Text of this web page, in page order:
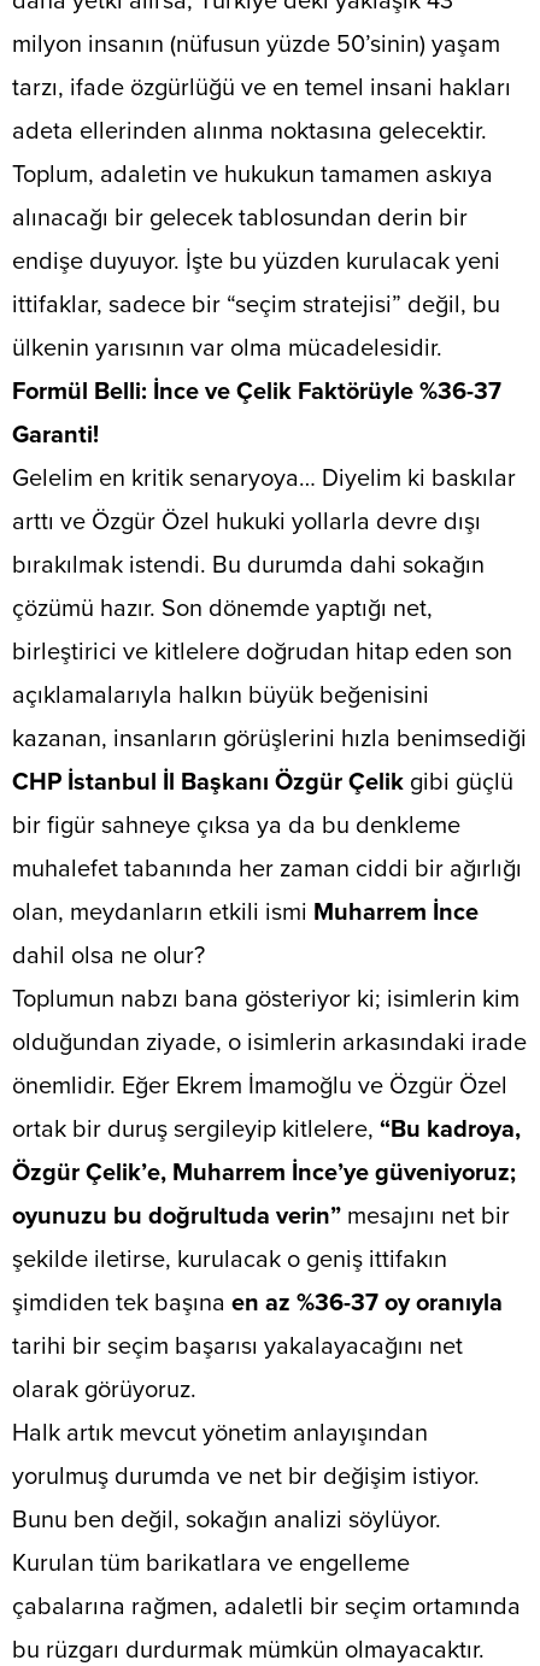
milyon insanın (nüfusun yüzde 50’sinin) yaşam
tarzı, ifade özgürlüğü ve en temel insani hakları
adeta ellerinden alınma noktasına gelecektir.
Toplum, adaletin ve hukukun tamamen askıya
alınacağı bir gelecek tablosundan derin bir
endişe duyuyor. İşte bu yüzden kurulacak yeni
ittifaklar, sadece bir “seçim stratejisi” değil, bu
ülkenin yarısının var olma mücadelesidir.
​Formül Belli: İnce ve Çelik Faktörüyle %36-37
Garanti!
​Gelelim en kritik senaryoya… Diyelim ki baskılar
arttı ve Özgür Özel hukuki yollarla devre dışı
bırakılmak istendi. Bu durumda dahi sokağın
çözümü hazır. Son dönemde yaptığı net,
birleştirici ve kitlelere doğrudan hitap eden son
açıklamalarıyla halkın büyük beğenisini
kazanan, insanların görüşlerini hızla benimsediği
CHP İstanbul İl Başkanı Özgür Çelik gibi güçlü
bir figür sahneye çıksa ya da bu denkleme
muhalefet tabanında her zaman ciddi bir ağırlığı
olan, meydanların etkili ismi Muharrem İnce
dahil olsa ne olur?
​Toplumun nabzı bana gösteriyor ki; isimlerin kim
olduğundan ziyade, o isimlerin arkasındaki irade
önemlidir. Eğer Ekrem İmamoğlu ve Özgür Özel
ortak bir duruş sergileyip kitlelere, “Bu kadroya,
Özgür Çelik’e, Muharrem İnce’ye güveniyoruz;
oyunuzu bu doğrultuda verin” mesajını net bir
şekilde iletirse, kurulacak o geniş ittifakın
şimdiden tek başına en az %36-37 oy oranıyla
tarihi bir seçim başarısı yakalayacağını net
olarak görüyoruz.
​Halk artık mevcut yönetim anlayışından
yorulmuş durumda ve net bir değişim istiyor.
Bunu ben değil, sokağın analizi söylüyor.
Kurulan tüm barikatlara ve engelleme
çabalarına rağmen, adaletli bir seçim ortamında
bu rüzgarı durdurmak mümkün olmayacaktır.